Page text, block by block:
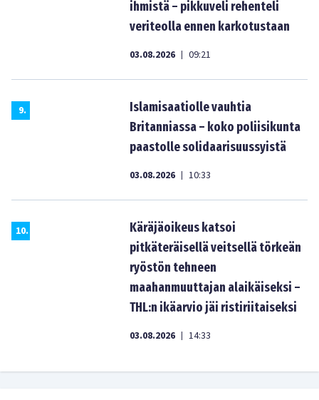
ihmistä – pikkuveli rehenteli
veriteolla ennen karkotustaan
03.08.2026 | 09:21
9.
Islamisaatiolle vauhtia
Britanniassa – koko poliisikunta
paastolle solidaarisuussyistä
03.08.2026 | 10:33
10.
Käräjäoikeus katsoi
pitkäteräisellä veitsellä törkeän
ryöstön tehneen
maahanmuuttajan alaikäiseksi –
THL:n ikäarvio jäi ristiriitaiseksi
03.08.2026 | 14:33